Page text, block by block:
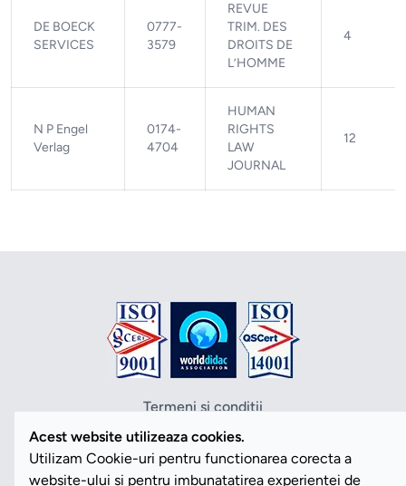
DE BOECK
SERVICES
0777-
3579
REVUE
TRIM. DES
DROITS DE
L’HOMME
4
N P Engel
Verlag
0174-
4704
HUMAN
RIGHTS
LAW
JOURNAL
12
Termeni si conditii
Politica de confidentialitate
Politica cookies
ANPC
Acest website utilizeaza cookies.
Utilizam Cookie-uri pentru functionarea corecta a
website-ului si pentru imbunatatirea experientei de